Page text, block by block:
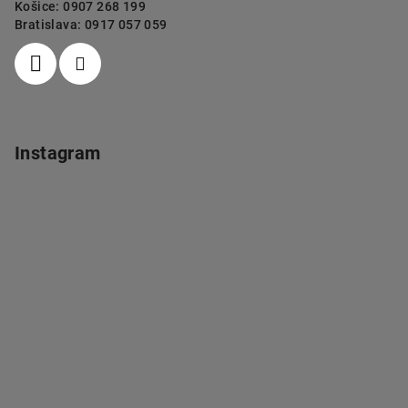
Košice: 0907 268 199
Bratislava: 0917 057 059
Instagram